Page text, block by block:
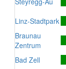
Linz-Stadtpark
Braunau
Zentrum
Bad Zell